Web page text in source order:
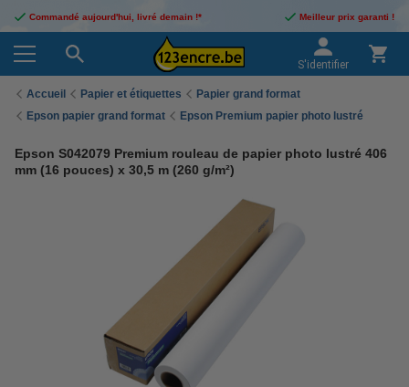
Commandé aujourd'hui, livré demain !* Meilleur prix garanti !
S'identifier
Accueil Papier et étiquettes
Papier grand format
Epson papier grand format
Epson Premium papier photo lustré
Epson S042079 Premium rouleau de papier photo lustré 406
mm (16 pouces) x 30,5 m (260 g/m²)